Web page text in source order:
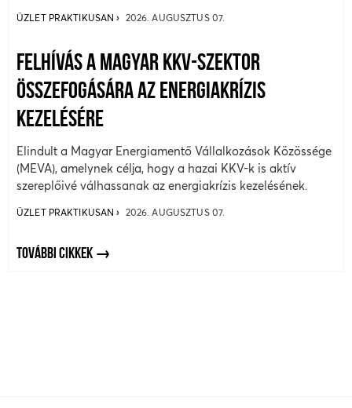
ÜZLET PRAKTIKUSAN 2026. AUGUSZTUS 07.
FELHÍVÁS A MAGYAR KKV-SZEKTOR
ÖSSZEFOGÁSÁRA AZ ENERGIAKRÍZIS
KEZELÉSÉRE
Elindult a Magyar Energiamentő Vállalkozások Közössége
(MEVA), amelynek célja, hogy a hazai KKV-k is aktív
szereplőivé válhassanak az energiakrízis kezelésének.
ÜZLET PRAKTIKUSAN 2026. AUGUSZTUS 07.
TOVÁBBI CIKKEK